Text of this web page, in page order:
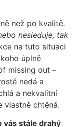
než po kvalitě.
nesleduje, tak
na tuto situaci
úplně
missing out –
nedá a
a nekvalitní
vlastně chtěná.
vás stále drahý